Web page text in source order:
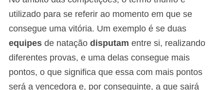
utilizado para se referir ao momento em que se
consegue uma vitória. Um exemplo é se duas
equipes de natação disputam entre si, realizando
diferentes provas, e uma delas consegue mais
pontos, o que significa que essa com mais pontos
será a vencedora e, por conseguinte, a que sairá